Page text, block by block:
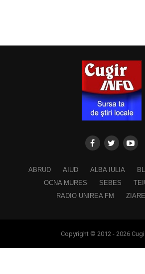
ABRUD AIUD ALBA IULIA
OCNA MURES
SEBES
RADIO UNIREA FM
Copyright © 2012 - 2026